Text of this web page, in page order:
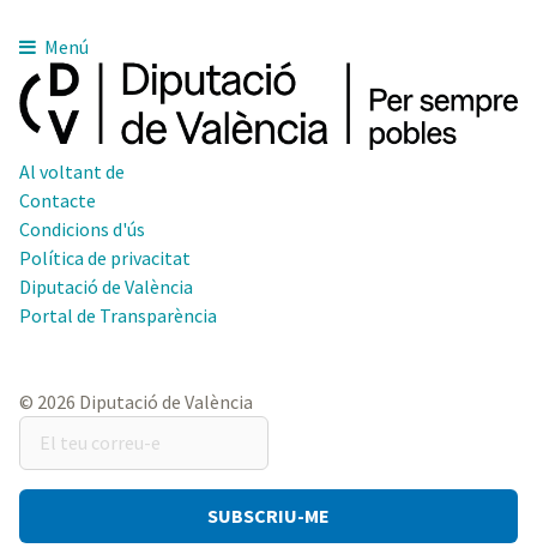
Menú
Al voltant de
Contacte
Condicions d'ús
Política de privacitat
Diputació de València
Portal de Transparència
© 2026 Diputació de València
El
teu
correu-